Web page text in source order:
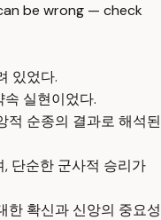
be wrong — check
있었다.
실현이었다.
적 순종의 결과로 해석된
단순한 군사적 승리가
한 확신과 신앙의 중요성